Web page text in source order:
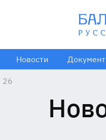
Новости
26